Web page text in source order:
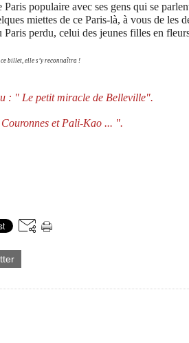
populaire avec ses gens qui se
miettes de ce Paris-là, à vous de les
Paris perdu, celui des jeunes filles en
billet, elle s’y reconnaîtra !
: " Le petit miracle de Belleville".
et Pali-Kao ... ".